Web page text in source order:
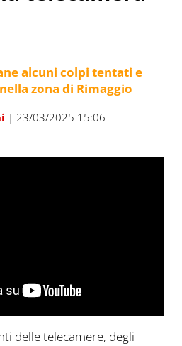
alcuni colpi tentati e
zona di Rimaggio
| 23/03/2025 15:06
delle telecamere, degli